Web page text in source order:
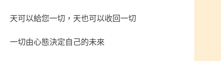
天可以給您一切，天也可以收回一切
一切由心態決定自己的未來